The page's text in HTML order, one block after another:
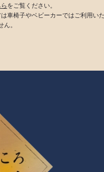
をご覧ください。
車椅子やベビーカーではご利用い
ん。